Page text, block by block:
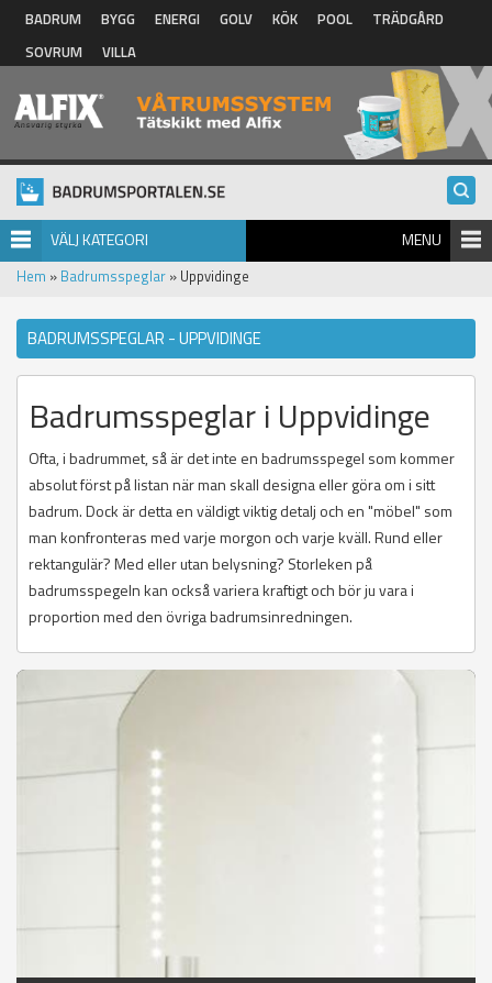
Hoppa till huvudinnehåll
BADRUM BYGG ENERGI GOLV KÖK POOL
TRÄDGÅRD
SOVRUM
VILLA
VÄLJ KATEGORI MENU
Hem » Badrumsspeglar » Uppvidinge
BADRUMSSPEGLAR - UPPVIDINGE
Badrumsspeglar i Uppvidinge
Ofta, i badrummet, så är det inte en badrumsspegel som kommer
absolut först på listan när man skall designa eller göra om i sitt
badrum. Dock är detta en väldigt viktig detalj och en "möbel" som
man konfronteras med varje morgon och varje kväll. Rund eller
rektangulär? Med eller utan belysning? Storleken på
badrumsspegeln kan också variera kraftigt och bör ju vara i
proportion med den övriga badrumsinredningen.